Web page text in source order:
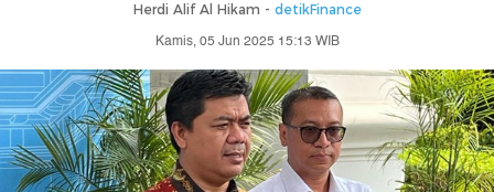
Herdi Alif Al Hikam - detikFinance
Kamis, 05 Jun 2025 15:13 WIB